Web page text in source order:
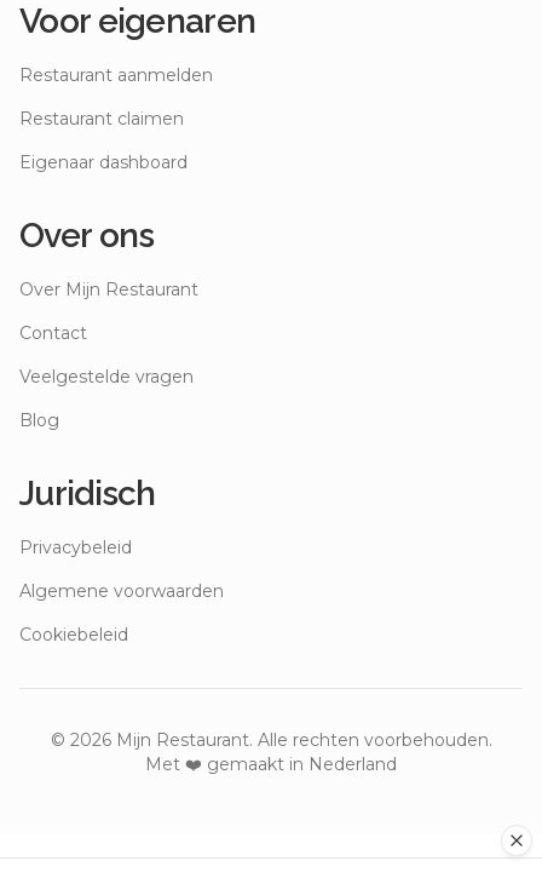
Voor eigenaren
Restaurant aanmelden
Restaurant claimen
Eigenaar dashboard
Over ons
Over Mijn Restaurant
Contact
Veelgestelde vragen
Blog
Juridisch
Privacybeleid
Algemene voorwaarden
Cookiebeleid
© 2026Mijn Restaurant. Alle rechten voorbehouden.
Met ❤️ gemaakt in Nederland